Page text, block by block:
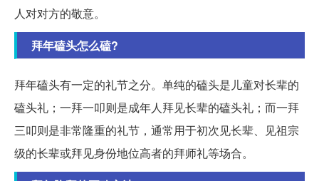
人对对方的敬意。
拜年磕头怎么磕?
拜年磕头有一定的礼节之分。单纯的磕头是儿童对长辈的
磕头礼；一拜一叩则是成年人拜见长辈的磕头礼；而一拜
三叩则是非常隆重的礼节，通常用于初次见长辈、见祖宗
级的长辈或拜见身份地位高者的拜师礼等场合。